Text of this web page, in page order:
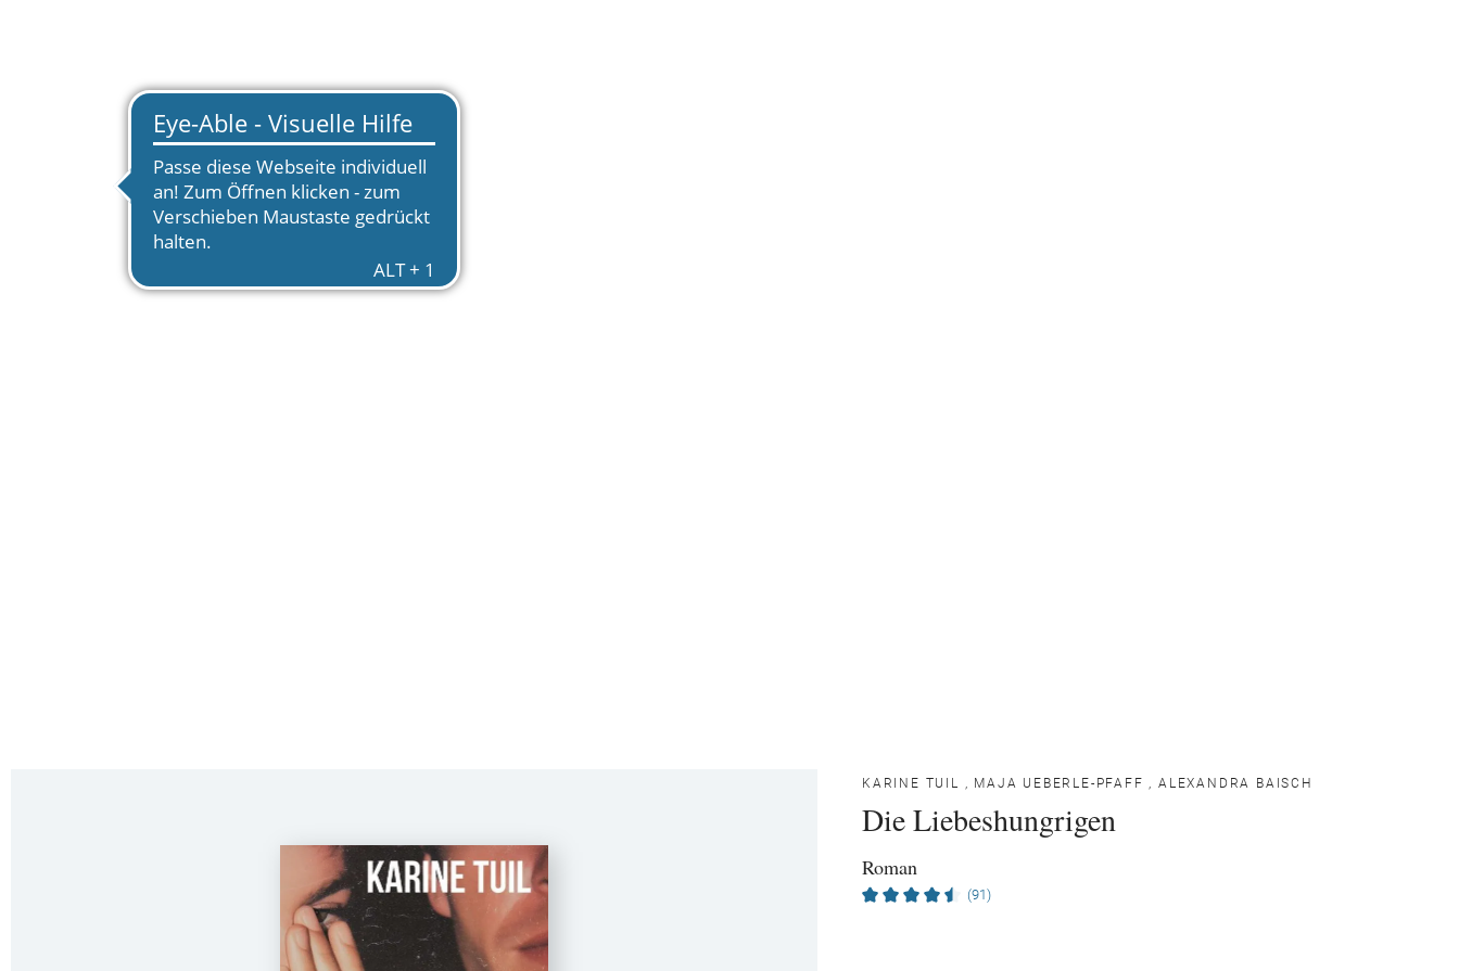
KARINE TUIL , MAJA UEBERLE-PFAFF ,ALEXANDRA BAISCH
Die Liebeshungrigen
Roman
(91)